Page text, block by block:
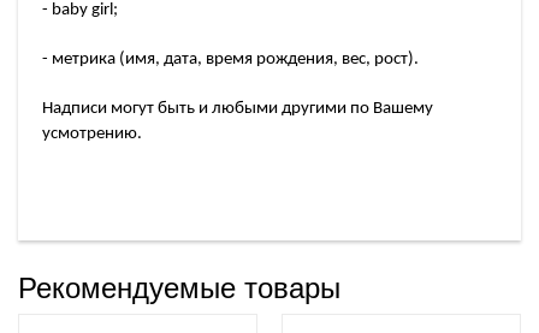
- baby girl;
- метрика (имя, дата, время рождения, вес, рост).
Надписи могут быть и любыми другими по Вашему
усмотрению.
Рекомендуемые товары